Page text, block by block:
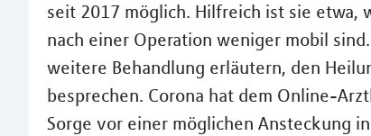
seit 2017 möglich. Hilfreich ist sie etwa,
nach einer Operation weniger mobil
weitere Behandlung erläutern, den
besprechen. Corona hat dem Online-
Sorge vor einer möglichen Ansteckung